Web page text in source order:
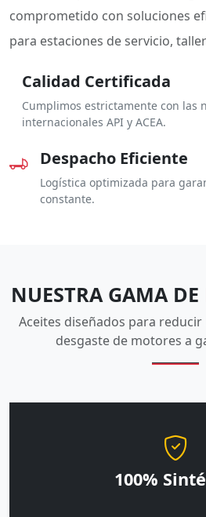
comprometido con soluciones
para estaciones de servicio,
Calidad Certificada
Cumplimos estrictamente con las
internacionales API y ACEA.
Despacho Eficiente
Logística optimizada para
constante.
NUESTRA GAMA DE
Aceites diseñados para
desgaste de motores a
100%